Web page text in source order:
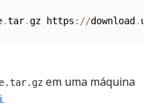
.tar.gz https : //download .
em uma máquina
.